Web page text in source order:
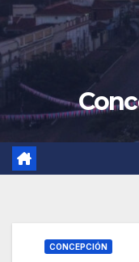
CONCEPCIÓN